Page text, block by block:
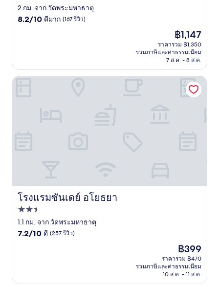
3.0
ดาว
2 กม. จาก วัดพระมหาธาตุ
8.2
รีวิว)
8.2/10 ดีมาก (167 รีวิว)
ราคา
ปัจจุบัน
คือ
฿1,147
฿1,147
ราคารวม ฿1,350
รวมภาษีและค่าธรรมเนียม
7 ส.ค. - 8 ส.ค.
โรงแรมซันเดย์ อโยธยา
โรงแรมซันเดย์ อโยธยา
ที่พัก
2.5
ดาว
1.1 กม. จาก วัดพระมหาธาตุ
7.2
7.2/10 ดี (257 รีวิว)
ราคา
ปัจจุบัน
คือ
฿399
฿399
ราคารวม ฿470
รวมภาษีและค่าธรรมเนียม
10 ส.ค. - 11 ส.ค.
โรงแรมซันเดย์ อโยธยา